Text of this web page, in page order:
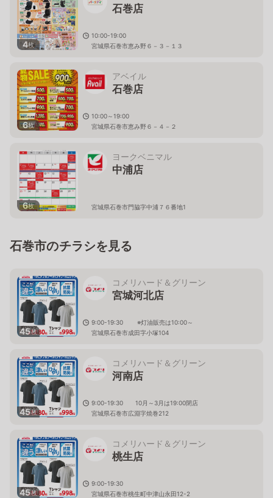
4枚
石巻店
10:00-19:00
宮城県石巻市恵み野６－３－１３
6枚
アベイル
石巻店
10:00～19:00
宮城県石巻市恵み野６－４－２
6枚
ヨークベニマル
中浦店
宮城県石巻市門脇字中浦７６番地1
石巻市のチラシを見る
45枚
コメリハード＆グリーン
宮城河北店
9:00-19:30 ※灯油販売は10:00～
宮城県石巻市成田字小塚104
45枚
コメリハード＆グリーン
河南店
9:00-19:30 10月～3月は19:00閉店
宮城県石巻市広淵字焼巻212
45枚
コメリハード＆グリーン
桃生店
9:00-19:30
宮城県石巻市桃生町中津山永田12-2